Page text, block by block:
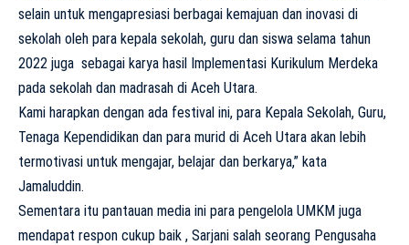
selain untuk mengapresiasi berbagai kemajuan dan inovasi di
sekolah oleh para kepala sekolah, guru dan siswa selama tahun
2022 juga sebagai karya hasil Implementasi Kurikulum Merdeka
pada sekolah dan madrasah di Aceh Utara.
Kami harapkan dengan ada festival ini, para Kepala Sekolah, Guru,
Tenaga Kependidikan dan para murid di Aceh Utara akan lebih
termotivasi untuk mengajar, belajar dan berkarya,” kata
Jamaluddin.
Sementara itu pantauan media ini para pengelola UMKM juga
mendapat respon cukup baik , Sarjani salah seorang Pengusaha